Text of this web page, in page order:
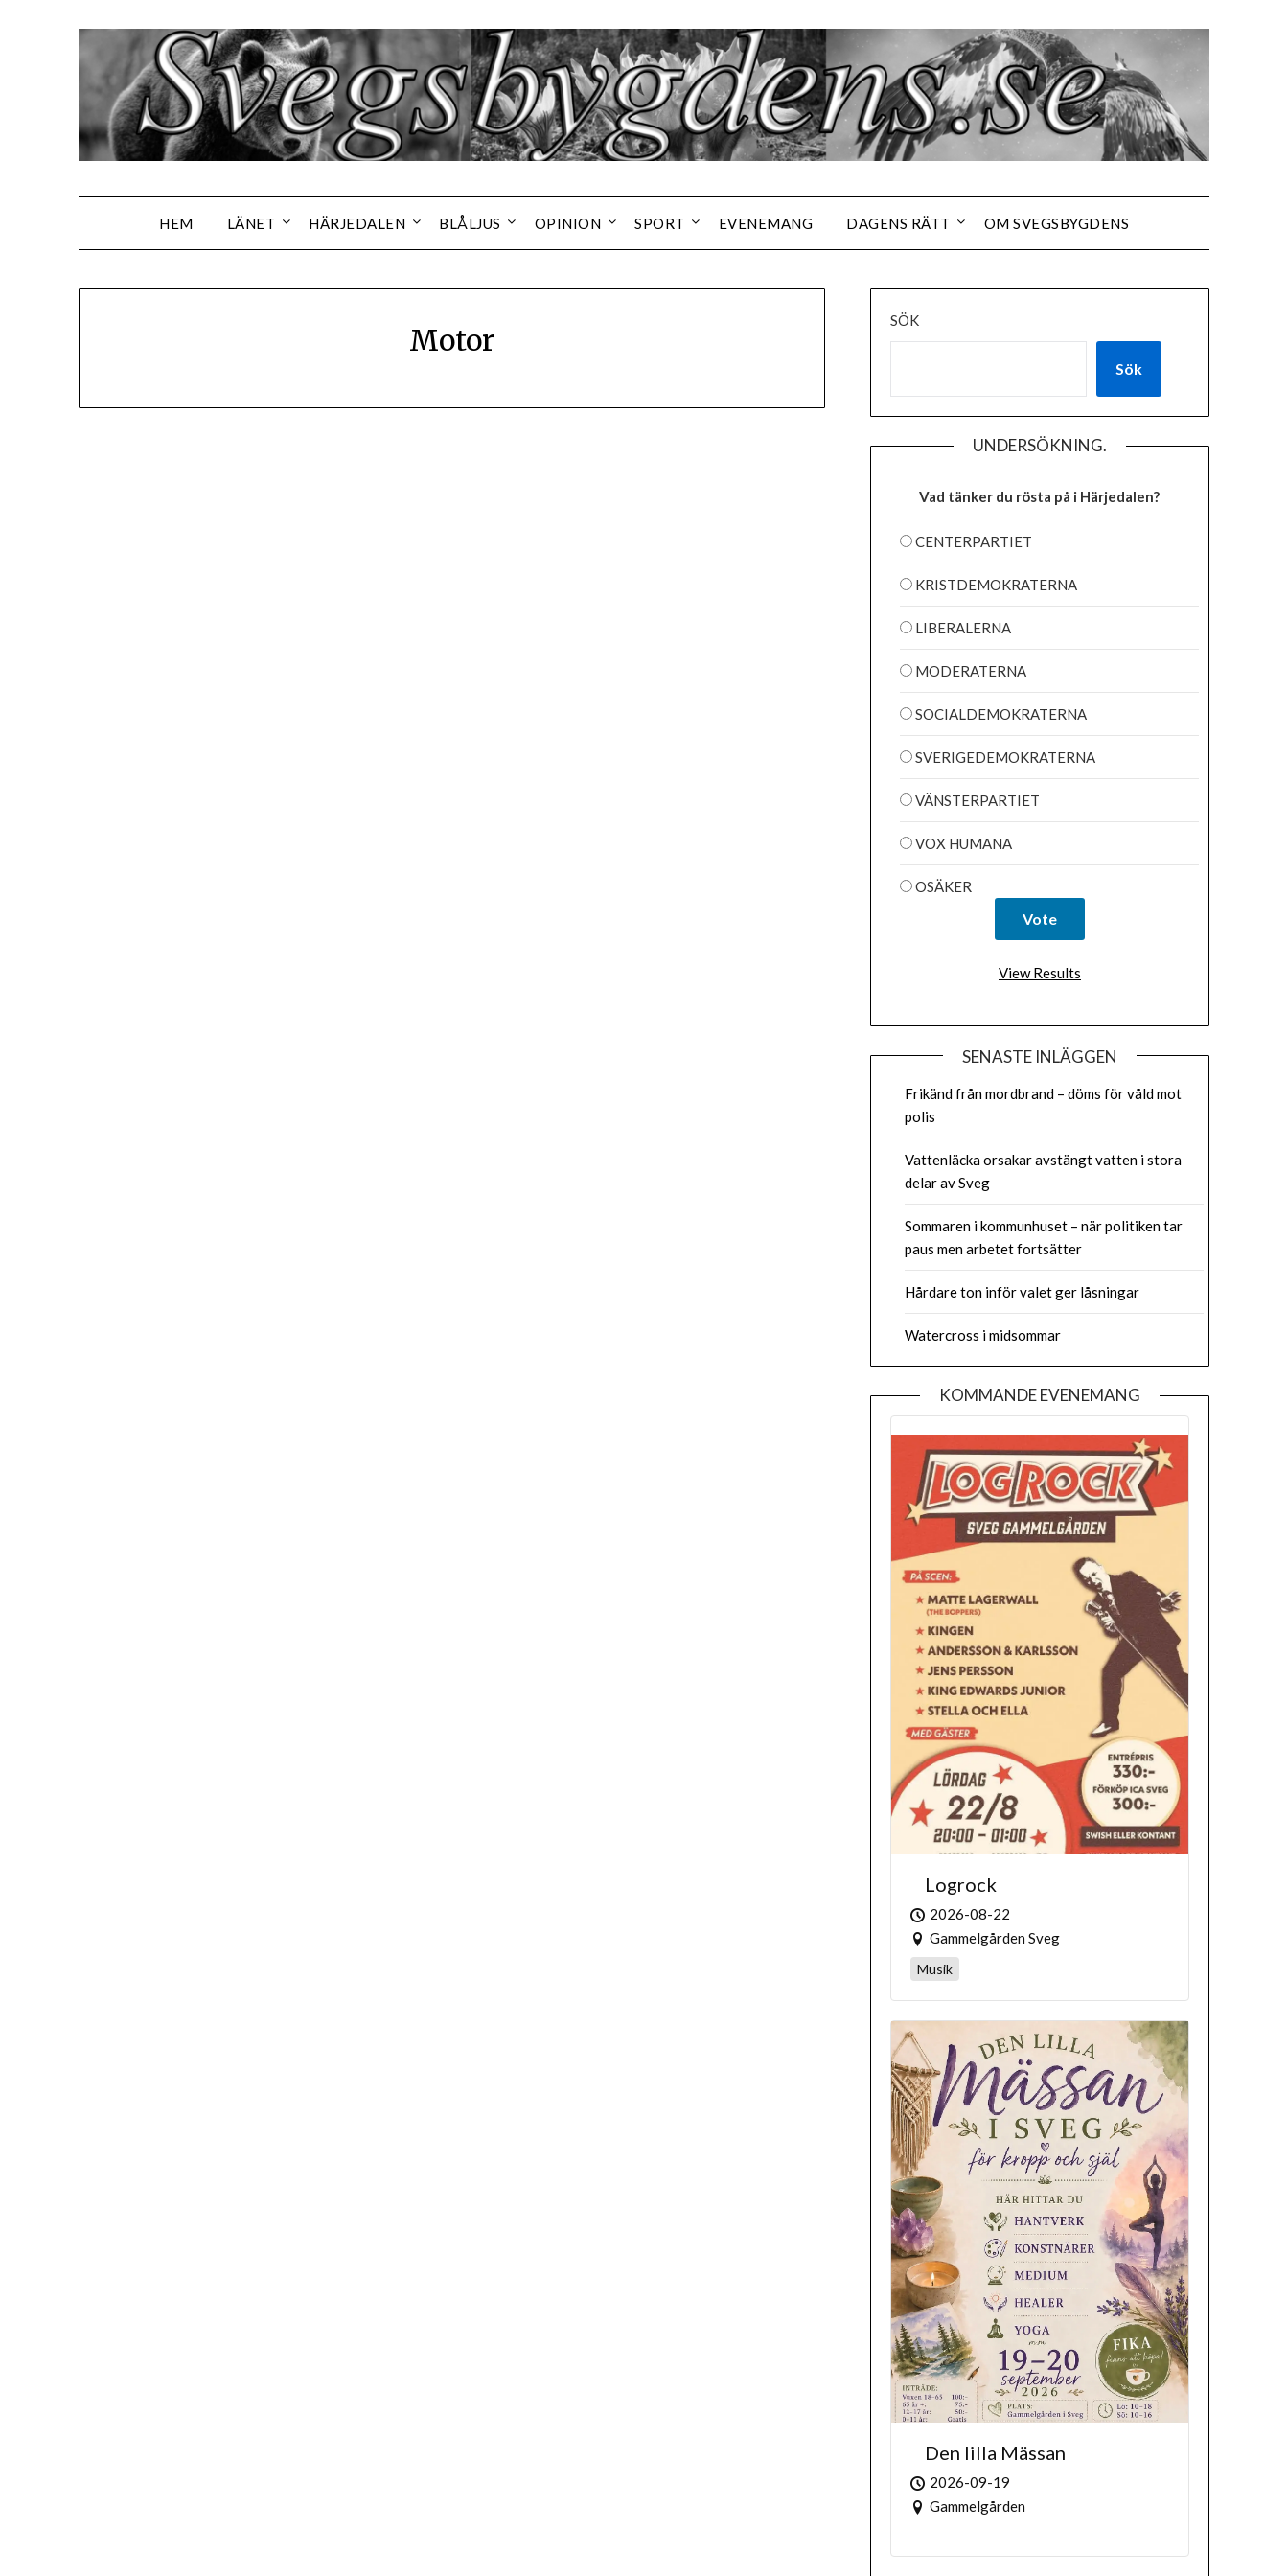
HEM LÄNET HÄRJEDALEN BLÅLJUS OPINION SPORT EVENEMANG DAGENS RÄTT OM SVEGSBYGDENS
Motor
SÖK
Sök
UNDERSÖKNING.
Vad tänker du rösta på i Härjedalen?
CENTERPARTIET
KRISTDEMOKRATERNA
LIBERALERNA
MODERATERNA
SOCIALDEMOKRATERNA
SVERIGEDEMOKRATERNA
VÄNSTERPARTIET
VOX HUMANA
OSÄKER
View Results
SENASTE INLÄGGEN
Frikänd från mordbrand – döms för våld mot
polis
Vattenläcka orsakar avstängt vatten i stora
delar av Sveg
Sommaren i kommunhuset – när politiken tar
paus men arbetet fortsätter
Hårdare ton inför valet ger låsningar
Watercross i midsommar
KOMMANDE EVENEMANG
Logrock
2026-08-22
Gammelgården Sveg
Musik
Den lilla Mässan
2026-09-19
Gammelgården